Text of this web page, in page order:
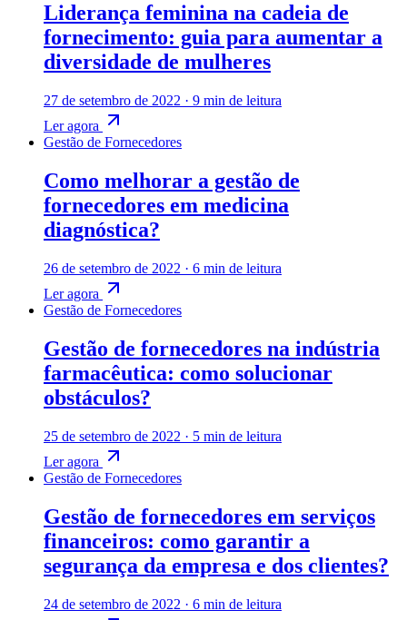
Liderança feminina na cadeia de
fornecimento: guia para aumentar a
diversidade de mulheres
27 de setembro de 2022 · 9 min de leitura
Ler agora
Gestão de Fornecedores
Como melhorar a gestão de
fornecedores em medicina
diagnóstica?
26 de setembro de 2022 · 6 min de leitura
Ler agora
Gestão de Fornecedores
Gestão de fornecedores na indústria
farmacêutica: como solucionar
obstáculos?
25 de setembro de 2022 · 5 min de leitura
Ler agora
Gestão de Fornecedores
Gestão de fornecedores em serviços
financeiros: como garantir a
segurança da empresa e dos clientes?
24 de setembro de 2022 · 6 min de leitura